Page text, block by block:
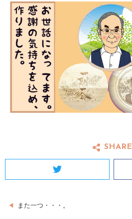
SHARE
Twitter
投また一つ・・・。